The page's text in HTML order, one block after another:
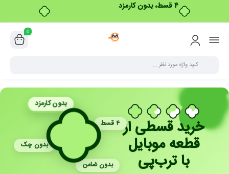
۴ قسط، بدون کارمزد
0
خرید قسطی از
قطعه موبایل
با ترب‌پی
بدون کارمزد
۴ قسط
بدون چک
بدون ضامن